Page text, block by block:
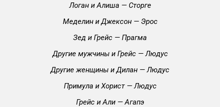
Логан и Алиша — Сторге
Меделин и Джексон — Эрос
Зед и Грейс — Прагма
Другие мужчины и Грейс — Людус
Другие женщины и Дилан — Людус
Примула и Хорист — Людус
Грейс и Али — Агапэ